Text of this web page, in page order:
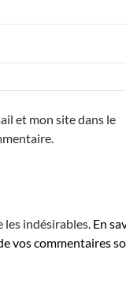
et mon site dans le
indésirables. En
vos commentaires